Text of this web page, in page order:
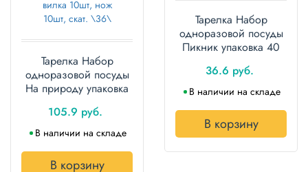
Тарелка Набор
одноразовой посуды
На природу упаковка
105.9 руб.
В наличии на складе
В корзину
Тарелка Набор
одноразовой посуды
Пикник упаковка 40
36.6 руб.
В наличии на складе
В корзину